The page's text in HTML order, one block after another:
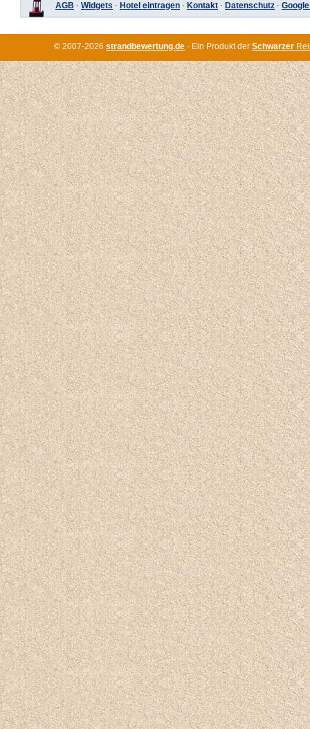
AGB · Widgets · Hotel eintragen · Kontakt · Datenschutz ·
© 2007-2026 strandbewertung.de · Ein Produkt der Schwarzer